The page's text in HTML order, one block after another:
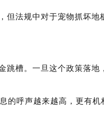
但法规中对于宠物抓坏地
跳槽。一旦这个政策落地
的呼声越来越高，更有机